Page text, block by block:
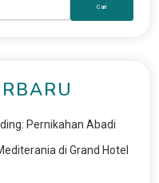
Pernikahan Abadi
di Grand Hotel